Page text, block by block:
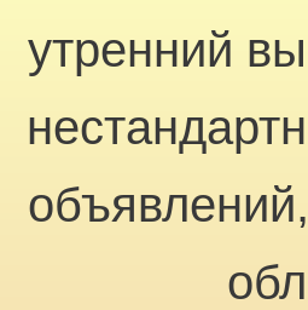
утренний